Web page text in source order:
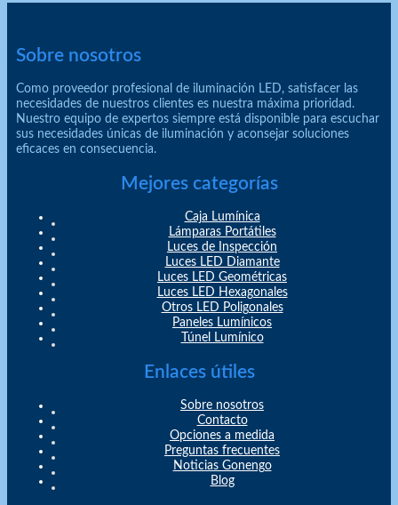
Sobre nosotros
Como proveedor profesional de iluminación LED, satisfacer las
necesidades de nuestros clientes es nuestra máxima prioridad.
Nuestro equipo de expertos siempre está disponible para escuchar
sus necesidades únicas de iluminación y aconsejar soluciones
eficaces en consecuencia.
Mejores categorías
Caja Lumínica
Lámparas Portátiles
Luces de Inspección
Luces LED Diamante
Luces LED Geométricas
Luces LED Hexagonales
Otros LED Poligonales
Paneles Lumínicos
Túnel Lumínico
Enlaces útiles
Sobre nosotros
Contacto
Opciones a medida
Preguntas frecuentes
Noticias Gonengo
Blog